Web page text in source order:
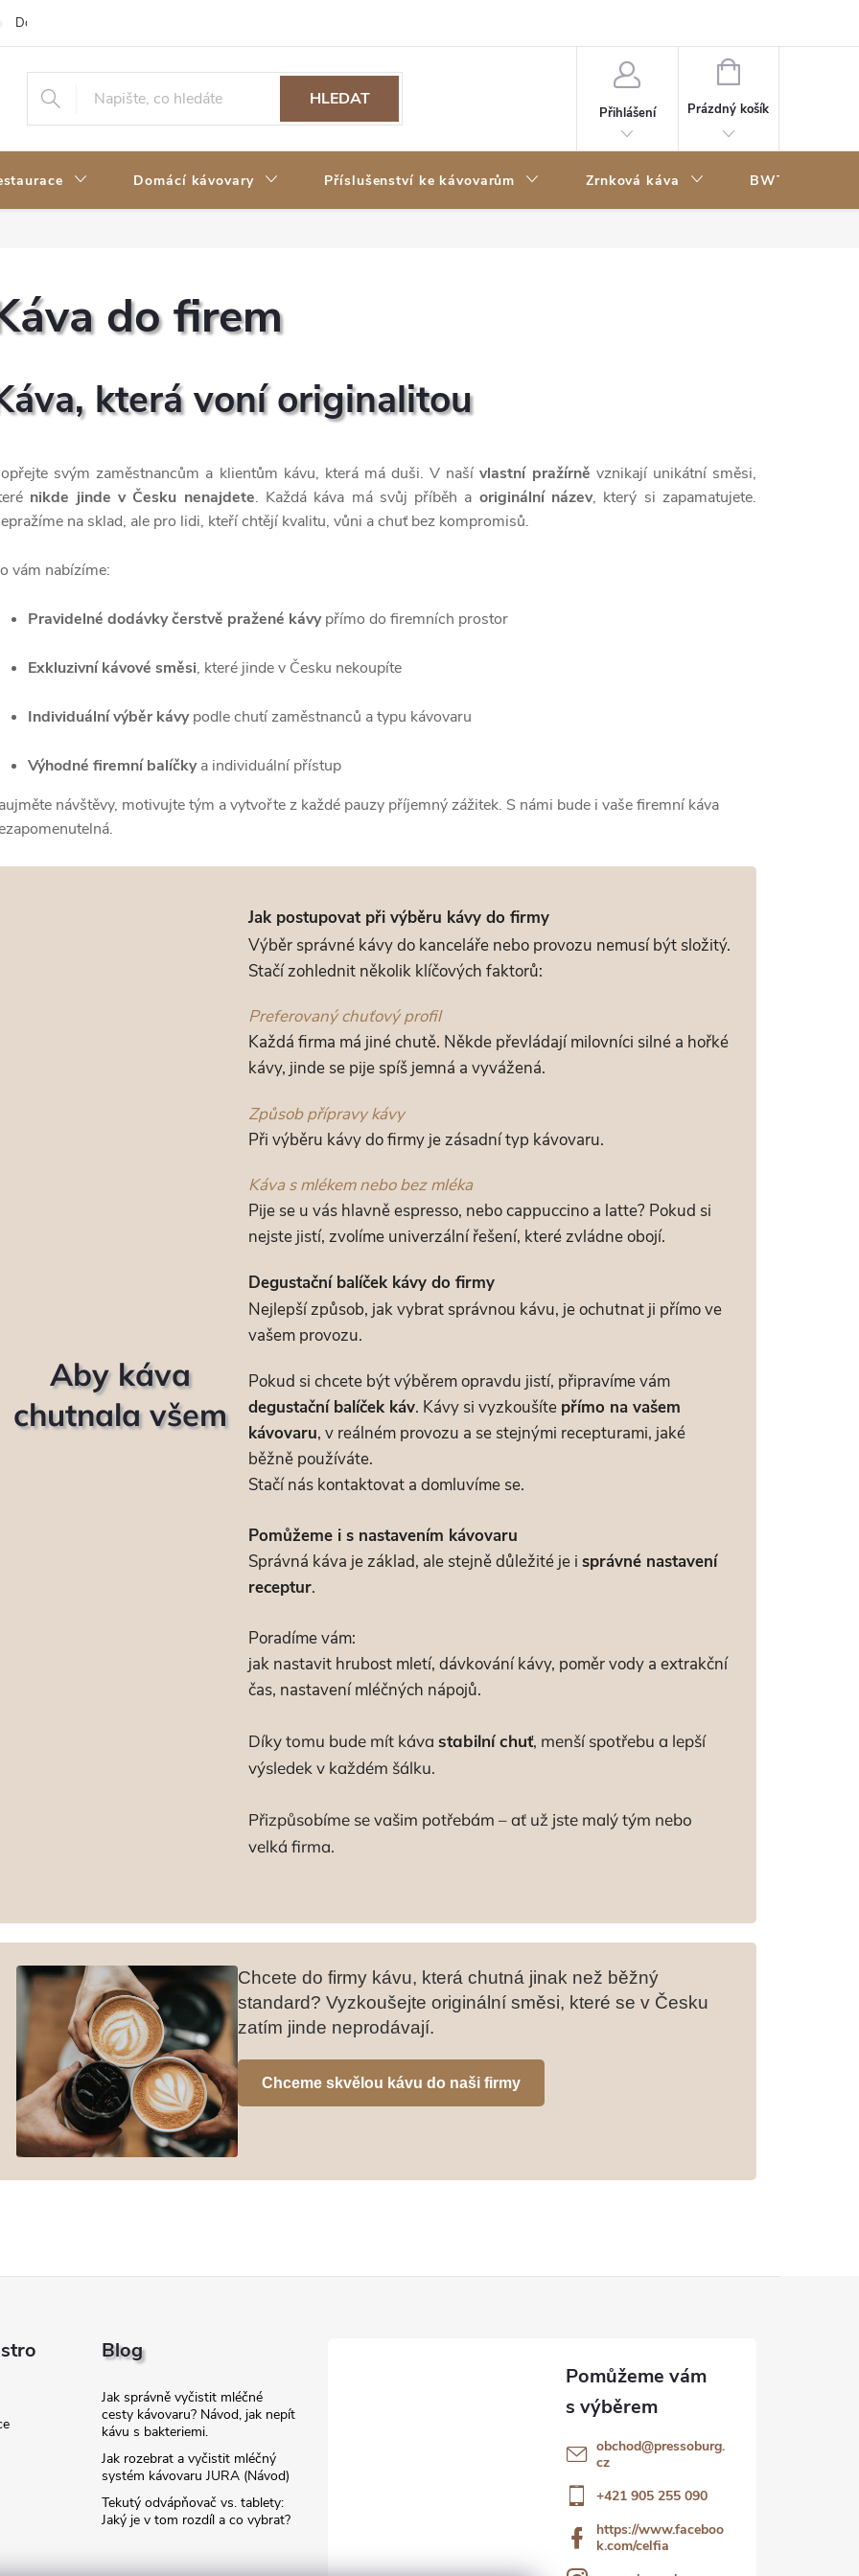
Doprava a platba
HLEDAT
Přihlášení
NÁKUPNÍ
KOŠÍK
Prázdný košík
Domácí kávovary Příslušenství ke kávovarům Zrnková káva BWT filtry
do firem
která voní originalitou
svým zaměstnancům a klientům kávu, která má duši. V našívlastní pražírně vznikají unikátní směsi,
nikde jinde v Česku nenajdete. Každá káva má svůj příběh a originální název, který si zapamatujete.
na sklad, ale pro lidi, kteří chtějí kvalitu, vůni a chuť bez kompromisů.
vám nabízíme:
Pravidelné dodávky čerstvě pražené kávypřímo do firemních prostor
Exkluzivní kávové směsi, které jinde v Česku nekoupíte
Individuální výběr kávypodle chutí zaměstnanců a typu kávovaru
Výhodné firemní balíčkya individuální přístup
návštěvy, motivujte tým a vytvořte z každé pauzy příjemný zážitek. S námi bude i vaše firemní káva
Aby káva
chutnala všem
Jak postupovat při výběru kávy do firmy
Výběr správné kávy do kanceláře nebo provozu nemusí být složitý.
Stačí zohlednit několik klíčových faktorů:
Preferovaný chuťový profil
Každá firma má jiné chutě. Někde převládají milovníci silné a hořké
kávy, jinde se pije spíš jemná a vyvážená.
Způsob přípravy kávy
Při výběru kávy do firmy je zásadní typ kávovaru.
Káva s mlékem nebo bez mléka
Pije se u vás hlavně espresso, nebo cappuccino a latte? Pokud si
nejste jistí, zvolíme univerzální řešení, které zvládne obojí.
Degustační balíček kávy do firmy
Nejlepší způsob, jak vybrat správnou kávu, je ochutnat ji přímo ve
vašem provozu.
Pokud si chcete být výběrem opravdu jistí, připravíme vám
degustační balíček káv. Kávy si vyzkoušíte přímo na vašem
kávovaru, v reálném provozu a se stejnými recepturami, jaké
běžně používáte.
Stačí nás kontaktovat a domluvíme se.
Pomůžeme i s nastavením kávovaru
Správná káva je základ, ale stejně důležité je i správné nastavení
receptur.
Poradíme vám:
jak nastavit hrubost mletí, dávkování kávy, poměr vody a extrakční
čas, nastavení mléčných nápojů.
Díky tomu bude mít káva stabilní chuť, menší spotřebu a lepší
výsledek v každém šálku.
Přizpůsobíme se vašim potřebám – ať už jste malý tým nebo
velká firma.
Chcete do firmy kávu, která chutná jinak než běžný
standard? Vyzkoušejte originální směsi, které se v Česku
zatím jinde neprodávají.
Chceme skvělou kávu do naši firmy
Blog
Jak správně vyčistit mléčné
cesty kávovaru? Návod, jak nepít
kávu s bakteriemi.
Jak rozebrat a vyčistit mléčný
systém kávovaru JURA (Návod)
Tekutý odvápňovač vs. tablety:
Jaký je v tom rozdíl a co vybrat?
obchod@pressoburg.
cz
+421 905 255 090
https://www.faceboo
k.com/celfia